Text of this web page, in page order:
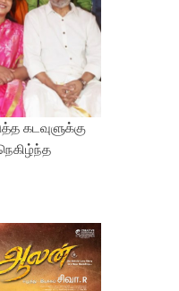
கடவுளுக்கு